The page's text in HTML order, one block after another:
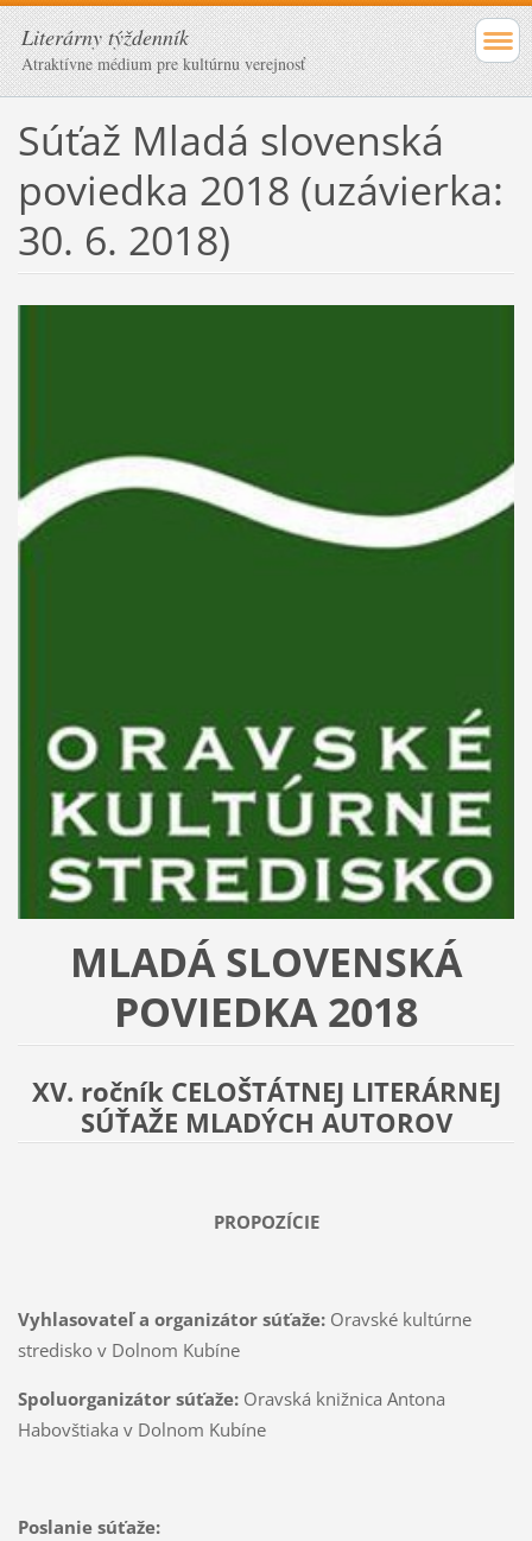
Literárny týždenník
Atraktívne médium pre kultúrnu verejnosť
Súťaž Mladá slovenská
poviedka 2018 (uzávierka:
30. 6. 2018)
MLADÁ SLOVENSKÁ
POVIEDKA 2018
XV. ročník CELOŠTÁTNEJ LITERÁRNEJ
SÚŤAŽE MLADÝCH AUTOROV
PROPOZÍCIE
Vyhlasovateľ a organizátor súťaže:Oravské kultúrne
stredisko v Dolnom Kubíne
Spoluorganizátor súťaže: Oravská knižnica Antona
Habovštiaka v Dolnom Kubíne
Poslanie súťaže: